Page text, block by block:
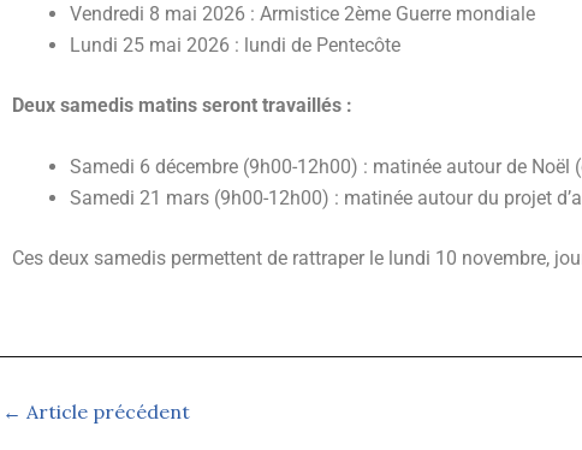
Vendredi 8 mai 2026 : Armistice 2ème Guerre mondiale
Lundi 25 mai 2026 : lundi de Pentecôte
Deux samedis matins seront travaillés :
Samedi 6 décembre (9h00-12h00) : matinée autour de Noël
Samedi 21 mars (9h00-12h00) : matinée autour du projet
Ces deux samedis permettent de rattraper le lundi 10 novembre,
← Article précédent